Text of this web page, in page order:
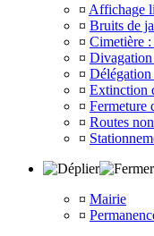
¤ Affichage
¤ Bruits de
¤ Cimetière :
¤ Divagation
¤ Délégation
¤ Extinction
¤ Fermeture
¤ Routes
¤
¤ Mairie
¤